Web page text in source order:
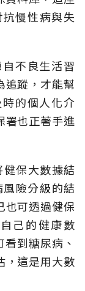
慢性病與失
不良生活習
追蹤，才能幫
的個人化介
署也正著手進
保大數據結
險分級的結
也可透過健保
己的健康數
到糖尿病、
，這是用大數